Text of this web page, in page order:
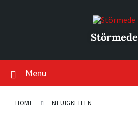
Störmede
Menu
HOME NEUIGKEITEN